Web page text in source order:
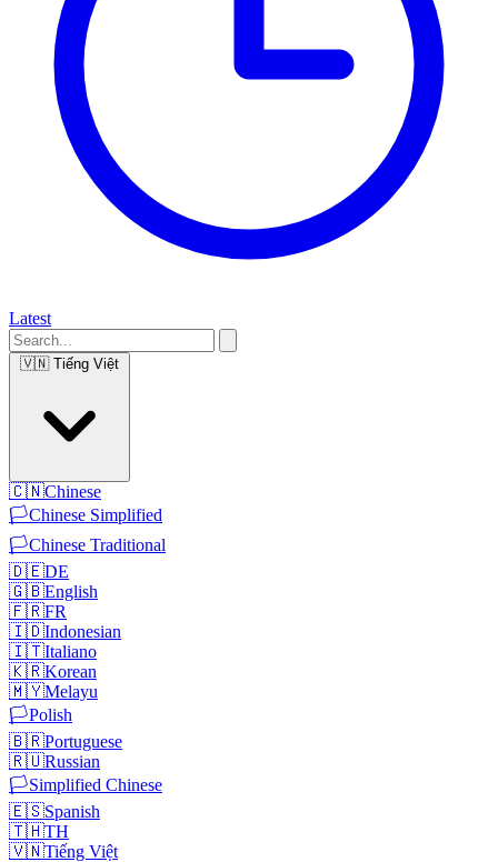
Latest
🇻🇳 Tiếng Việt
🇨🇳Chinese
🏳️Chinese Simplified
🏳️Chinese Traditional
🇩🇪DE
🇬🇧English
🇫🇷FR
🇮🇩Indonesian
🇮🇹Italiano
🇰🇷Korean
🇲🇾Melayu
🏳️Polish
🇧🇷Portuguese
🇷🇺Russian
🏳️Simplified Chinese
🇪🇸Spanish
🇹🇭TH
🇻🇳Tiếng Việt